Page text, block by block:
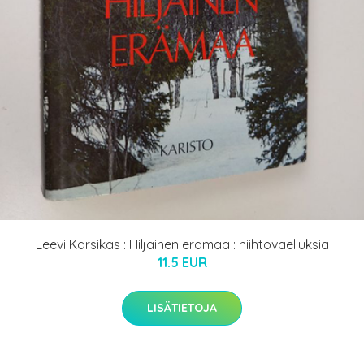
Leevi Karsikas : Hiljainen erämaa : hiihtovaelluksia
11.5 EUR
LISÄTIETOJA